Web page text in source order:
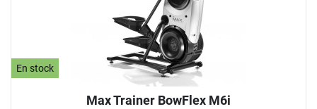
En stock
Max Trainer BowFlex M6i